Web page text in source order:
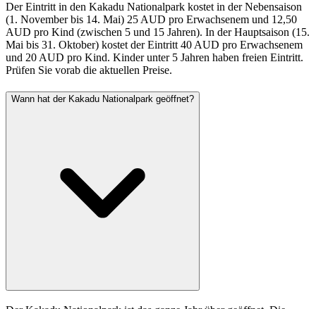
Der Eintritt in den Kakadu Nationalpark kostet in der Nebensaison
(1. November bis 14. Mai) 25 AUD pro Erwachsenem und 12,50
AUD pro Kind (zwischen 5 und 15 Jahren). In der Hauptsaison (15.
Mai bis 31. Oktober) kostet der Eintritt 40 AUD pro Erwachsenem
und 20 AUD pro Kind. Kinder unter 5 Jahren haben freien Eintritt.
Prüfen Sie vorab die aktuellen Preise.
Wann hat der Kakadu Nationalpark geöffnet?